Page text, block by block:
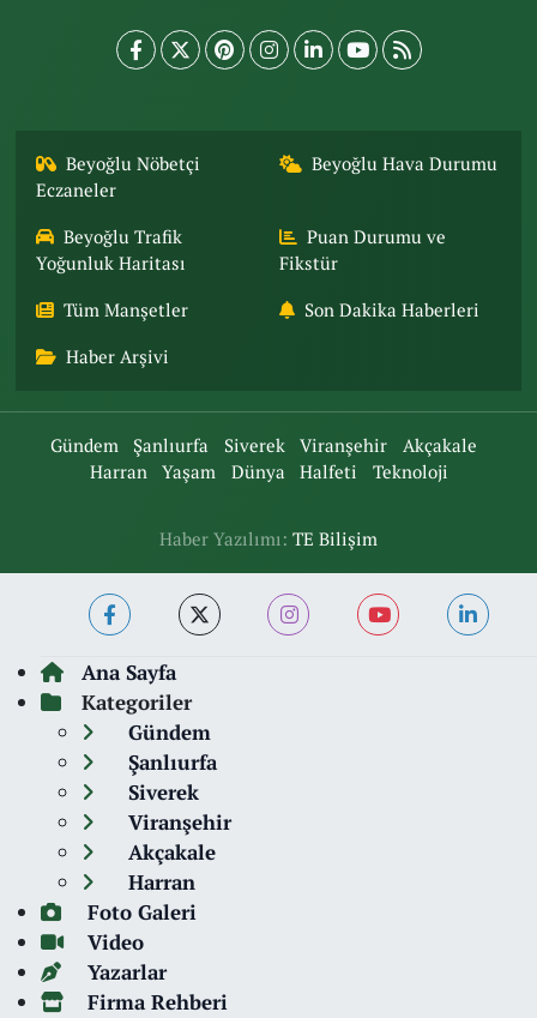
Beyoğlu Nöbetçi
Eczaneler
Beyoğlu Hava Durumu
Beyoğlu Trafik
Yoğunluk Haritası
Puan Durumu ve
Fikstür
Tüm Manşetler Son Dakika Haberleri
Haber Arşivi
Gündem Şanlıurfa Siverek Viranşehir
Akçakale
Harran
Yaşam Dünya Halfeti Teknoloji
Haber Yazılımı: TE Bilişim
Ana Sayfa
Kategoriler
Gündem
Şanlıurfa
Siverek
Viranşehir
Akçakale
Harran
Foto Galeri
Video
Yazarlar
Firma Rehberi